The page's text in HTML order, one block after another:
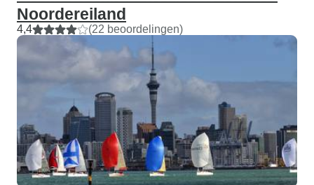
Noordereiland
4,4 (22 beoordelingen)